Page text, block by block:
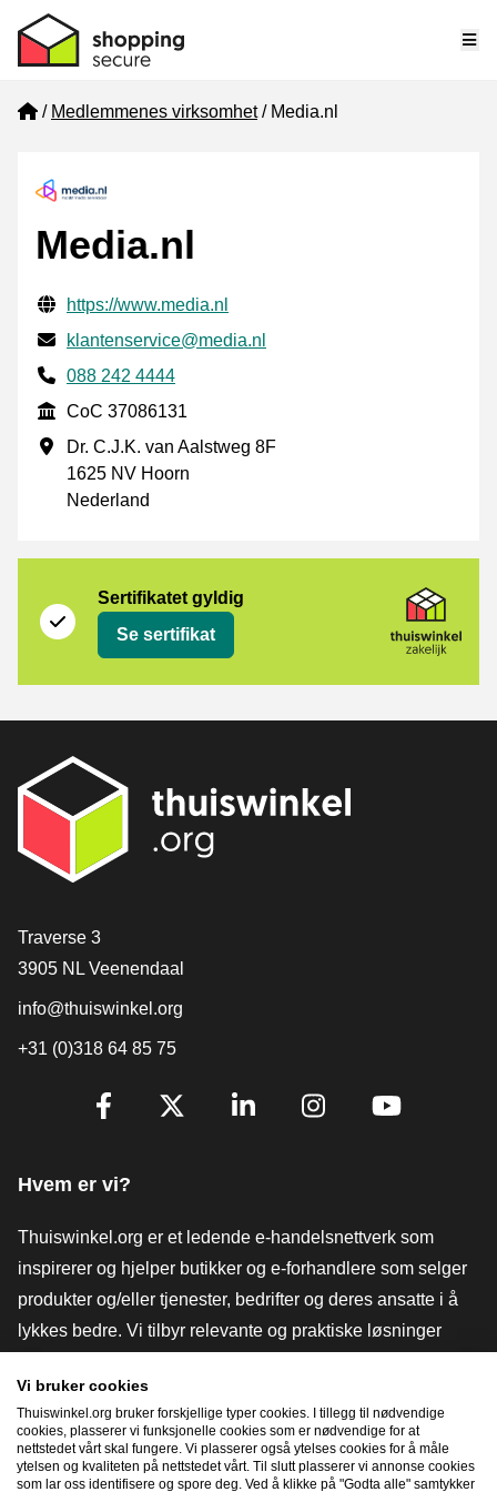
Home
Medlemmenes virksomhet Media.nl
Media.nl
Verifisert kontaktinformasjon
Website URL
https://www.media.nl
E-post
klantenservice@media.nl
Phone number
088 242 4444
CoC
CoC 37086131
Forretningsadresse
Dr. C.J.K. van Aalstweg 8F
1625 NV Hoorn
Nederland
Sertifikatet gyldig
Se sertifikat
[_General:Contact]
Traverse 3
3905 NL Veenendaal
info@thuiswinkel.org
+31 (0)318 64 85 75
[_General:SocialMediaTitle]
Hvem er vi?
Thuiswinkel.org er et ledende e-handelsnettverk som
inspirerer og hjelper butikker og e-forhandlere som selger
produkter og/eller tjenester, bedrifter og deres ansatte i å
lykkes bedre. Vi tilbyr relevante og praktiske løsninger
verktøy og råd, advokatvirksomhet, markedsundersøkelser,
og har vår egen utdanningsplattform, Thuiswinkel e-
Academy.
Vi bruker cookies
Thuiswinkel.org bruker forskjellige typer cookies. I tillegg til nødvendige
cookies, plasserer vi funksjonelle cookies som er nødvendige for at
nettstedet vårt skal fungere. Vi plasserer også ytelses cookies for å måle
ytelsen og kvaliteten på nettstedet vårt. Til slutt plasserer vi annonse cookies
som lar oss identifisere og spore deg. Ved å klikke på "Godta alle" samtykker